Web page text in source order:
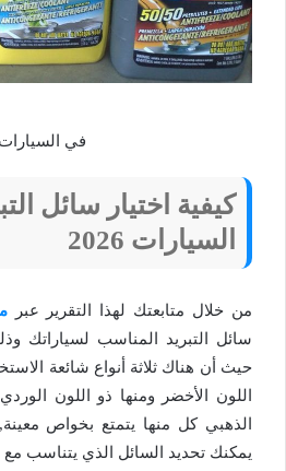
اختيار
في السيارات
كيفية اختيار سائل
السيارات 2026
من خلال متابعتك لهذا التقرير عبر
سائل التبريد المناسب لسياراتك
حيث أن هناك ثلاثة أنواع شائعة
اللون الأخضر ومنها ذو اللون
الذهبي كل منها يتمتع بخواص
يمكنك تحديد السائل الذي يتناسب